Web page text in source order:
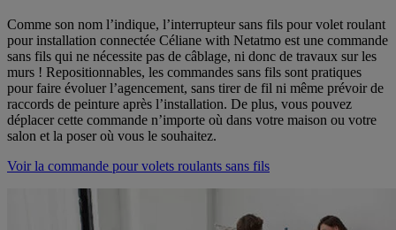
Comme son nom l’indique, l’interrupteur sans fils pour volet roulant
pour installation connectée Céliane with Netatmo est une commande
sans fils qui ne nécessite pas de câblage, ni donc de travaux sur les
murs ! Repositionnables, les commandes sans fils sont pratiques
pour faire évoluer l’agencement, sans tirer de fil ni même prévoir de
raccords de peinture après l’installation. De plus, vous pouvez
déplacer cette commande n’importe où dans votre maison ou votre
salon et la poser où vous le souhaitez.
Voir la commande pour volets roulants sans fils